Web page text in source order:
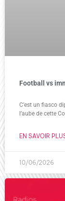
Football vs
C’est un fiasco
l’aube de cette
EN SAVOIR
10/06/2026